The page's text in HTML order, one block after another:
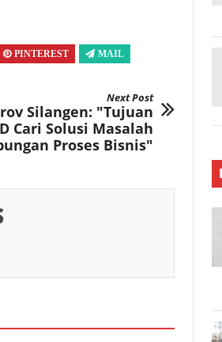
PINTEREST MAIL
Next Post
Silangen: "Tujuan
Cari Solusi Masalah
Proses Bisnis"